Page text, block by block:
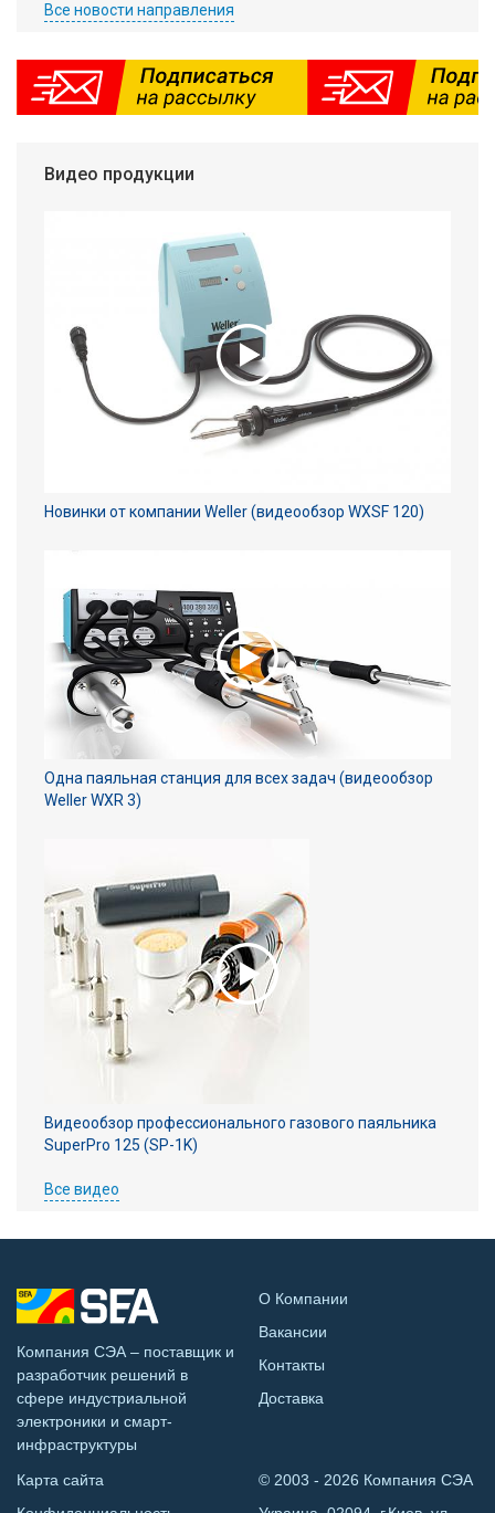
Все новости направления
Видео продукции
Новинки от компании Weller (видеообзор WXSF 120)
Одна паяльная станция для всех задач (видеообзор
Weller WXR 3)
Видеообзор профессионального газового паяльника
SuperPro 125 (SP-1K)
Все видео
Компания СЭА – поставщик и
разработчик решений в
сфере индустриальной
электроники и смарт-
инфраструктуры
О Компании
Вакансии
Контакты
Доставка
Карта сайта
© 2003 - 2026 Компания СЭА